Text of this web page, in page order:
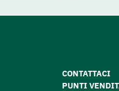
CONTATTACI
PUNTI